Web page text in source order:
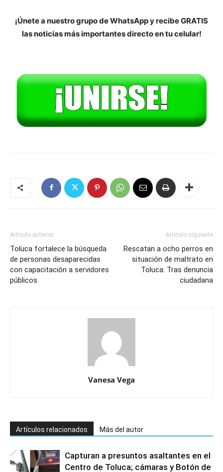
¡Únete a nuestro grupo de WhatsApp y recibe GRATIS
las noticias más importantes directo en tu celular!
Artículo anterior
Toluca fortalece la búsqueda
de personas desaparecidas
con capacitación a servidores
públicos
Artículo siguiente
Rescatan a ocho perros en
situación de maltrato en
Toluca: Tras denuncia
ciudadana
Vanesa Vega
Artículos relacionados Más del autor
Capturan a presuntos asaltantes en el
Centro de Toluca; cámaras y Botón de